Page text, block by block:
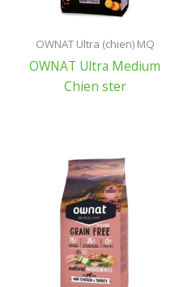
OWNAT Ultra (chien) MQ
OWNAT Ultra Medium
Chien ster